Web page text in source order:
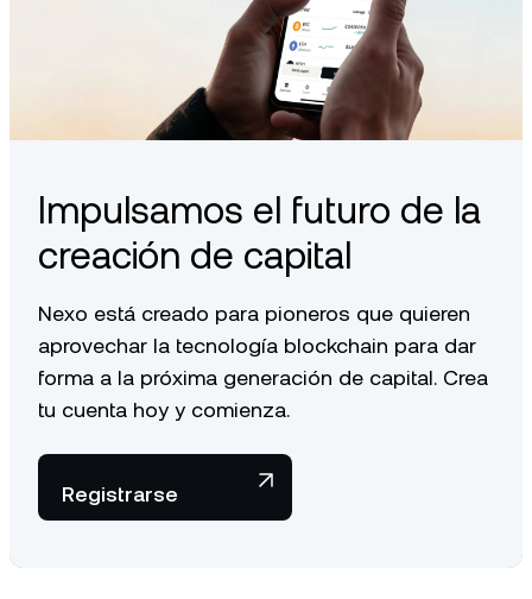
Impulsamos el futuro de la
creación de capital
Nexo está creado para pioneros que quieren
aprovechar la tecnología blockchain para dar
forma a la próxima generación de capital. Crea
tu cuenta hoy y comienza.
Registrarse